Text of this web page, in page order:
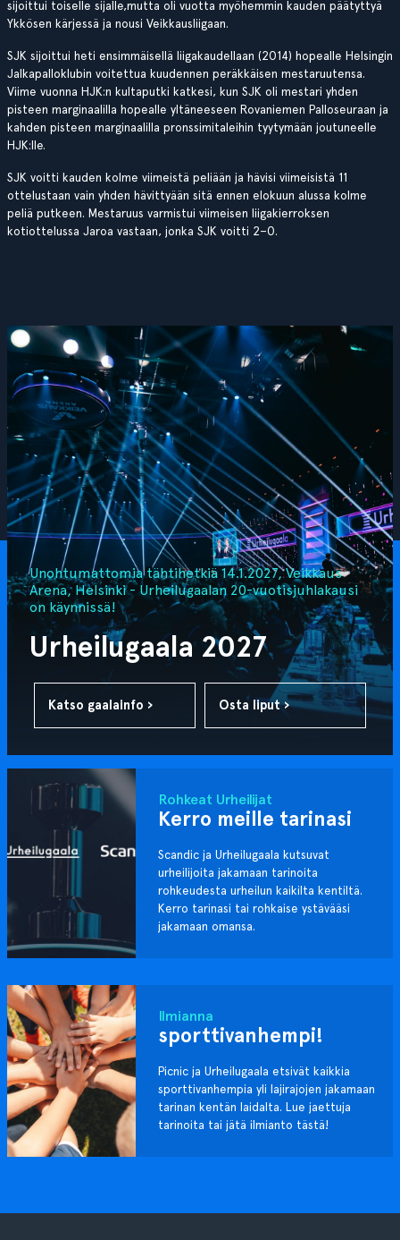
sijoittui toiselle sijalle,mutta oli vuotta myöhemmin kauden päätyttyä
Ykkösen kärjessä ja nousi Veikkausliigaan.
SJK sijoittui heti ensimmäisellä liigakaudellaan (2014) hopealle Helsingin
Jalkapalloklubin voitettua kuudennen peräkkäisen mestaruutensa.
Viime vuonna HJK:n kultaputki katkesi, kun SJK oli mestari yhden
pisteen marginaalilla hopealle yltäneeseen Rovaniemen Palloseuraan ja
kahden pisteen marginaalilla pronssimitaleihin tyytymään joutuneelle
HJK:lle.
SJK voitti kauden kolme viimeistä peliään ja hävisi viimeisistä 11
ottelustaan vain yhden hävittyään sitä ennen elokuun alussa kolme
peliä putkeen. Mestaruus varmistui viimeisen liigakierroksen
kotiottelussa Jaroa vastaan, jonka SJK voitti 2–0.
Unohtumattomia tähtihetkiä 14.1.2027, Veikkaus
Arena, Helsinki - Urheilugaalan 20-vuotisjuhlakausi
on käynnissä!
Urheilugaala 2027
Katso gaalainfo › Osta liput ›
Rohkeat Urheilijat
Kerro meille tarinasi
Scandic ja Urheilugaala kutsuvat
urheilijoita jakamaan tarinoita
rohkeudesta urheilun kaikilta kentiltä.
Kerro tarinasi tai rohkaise ystävääsi
jakamaan omansa.
Ilmianna
sporttivanhempi!
Picnic ja Urheilugaala etsivät kaikkia
sporttivanhempia yli lajirajojen jakamaan
tarinan kentän laidalta. Lue jaettuja
tarinoita tai jätä ilmianto tästä!